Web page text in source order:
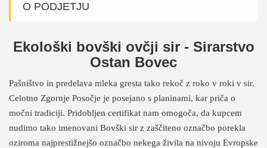
O PODJETJU
Ekološki bovški ovčji sir - Sirarstvo
Ostan Bovec
Pašništvo in predelava mleka gresta tako rekoč z roko v roki v sir.
Celotno Zgornje Posočje je posejano s planinami, kar priča o
močni tradiciji. Pridobljen certifikat nam omogoča, da kupcem
nudimo tako imenovani Bovški sir z zaščiteno označbo porekla
oziroma najprestižnejšo označbo nekega živila na nivoju Evropske